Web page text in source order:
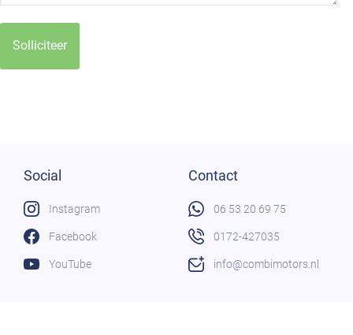
Social
Instagram
Facebook
YouTube
Contact
06 53 20 69 75
0172-427035
info@combimotors.nl